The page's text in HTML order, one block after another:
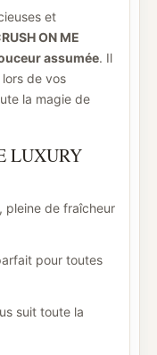
et
ON ME
assumée. Il
de vos
la magie de
LUXURY
, pleine de fraîcheur
pour toutes
suit toute la